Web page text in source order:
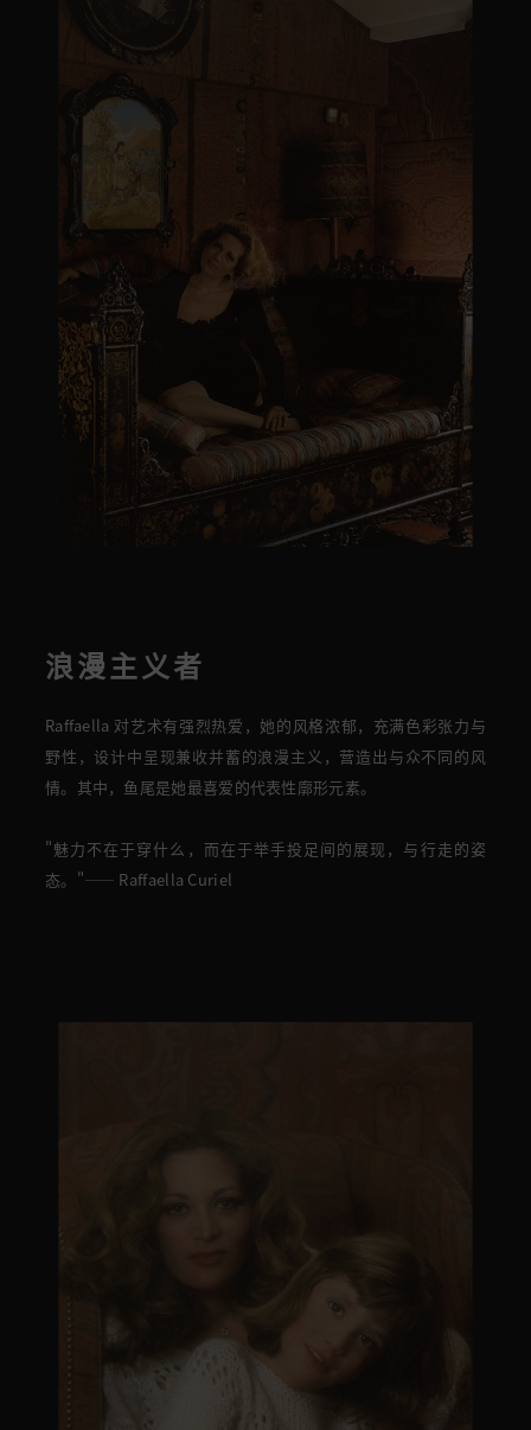
浪漫主义者
Raffaella 对艺术有强烈热爱， 她的 风格浓郁，充满色彩张力与
野性，设计中呈现兼收并蓄的浪漫主义 ， 营造出与众不同的 风
情。 其中，鱼尾是她最喜爱的代表性廓形元素。
" 魅力不在于穿什么，而在于 举手投足间的展现，与行走的姿
态。"—— Raffaella Curiel